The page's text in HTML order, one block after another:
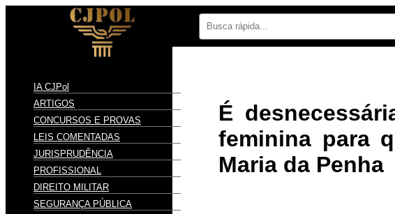
IA CJPol
ARTIGOS
CONCURSOS E PROVAS
LEIS COMENTADAS
JURISPRUDÊNCIA
PROFISSIONAL
DIREITO MILITAR
SEGURANÇA PÚBLICA
É
feminina para
Maria da Penha